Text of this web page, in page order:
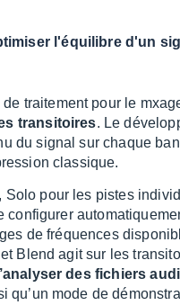
l'équilibre d'un
de trai­te­ment pour le
tran­si­toires. Le
du signal sur chaque
clas­sique.
, Solo pour les pistes
confi­gu­rer
de fréquences
Blend agit sur les
des fichiers
qu’un mode de